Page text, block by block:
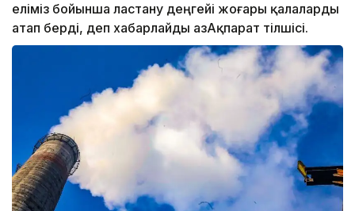
еліміз бойынша ластану деңгейі жоғары қалаларды
атап берді, деп хабарлайды ҚазАқпарат тілшісі.